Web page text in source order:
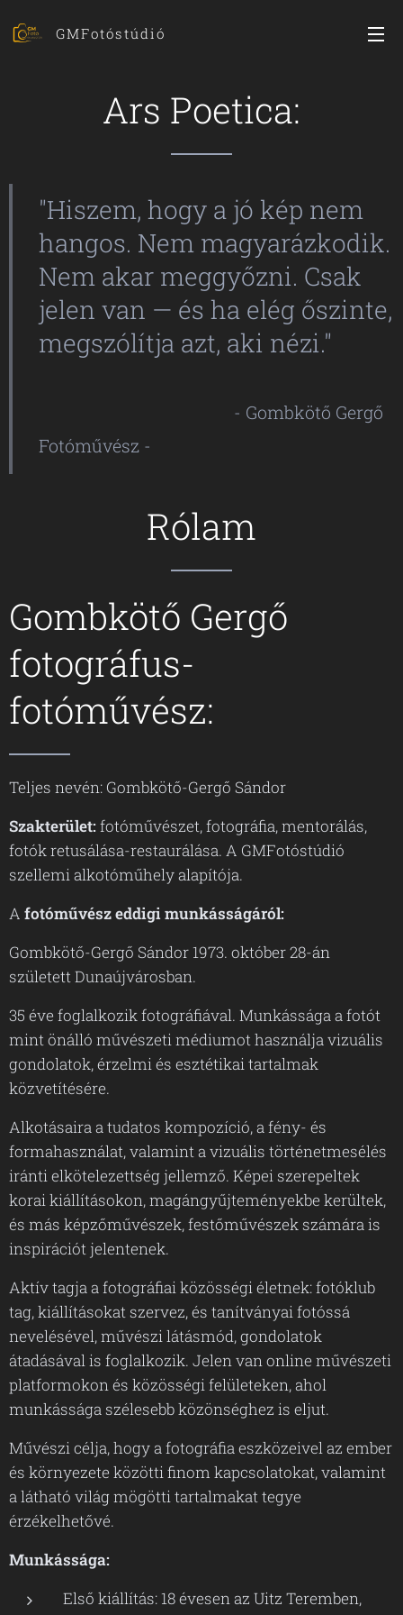
GMFotóstúdió
Ars Poetica:
"Hiszem, hogy a jó kép nem
hangos. Nem magyarázkodik.
Nem akar meggyőzni. Csak
jelen van — és ha elég őszinte,
megszólítja azt, aki nézi."
- Gombkötő Gergő
Fotóművész -
Rólam
Gombkötő Gergő
fotográfus-
fotóművész:
Teljes nevén: Gombkötő-Gergő Sándor
Szakterület:fotóművészet, fotográfia, mentorálás,
fotók retusálása-restaurálása. A GMFotóstúdió
szellemi alkotóműhely alapítója.
A fotóművész eddigi munkásságáról:
Gombkötő-Gergő Sándor 1973. október 28-án
született Dunaújvárosban.
35 éve foglalkozik fotográfiával. Munkássága a fotót
mint önálló művészeti médiumot használja vizuális
gondolatok, érzelmi és esztétikai tartalmak
közvetítésére.
Alkotásaira a tudatos kompozíció, a fény- és
formahasználat, valamint a vizuális történetmesélés
iránti elkötelezettség jellemző. Képei szerepeltek
korai kiállításokon, magángyűjteményekbe kerültek,
és más képzőművészek, festőművészek számára is
inspirációt jelentenek.
Aktív tagja a fotográfiai közösségi életnek: fotóklub
tag, kiállításokat szervez, és tanítványai fotóssá
nevelésével, művészi látásmód, gondolatok
átadásával is foglalkozik. Jelen van online művészeti
platformokon és közösségi felületeken, ahol
munkássága szélesebb közönséghez is eljut.
Művészi célja, hogy a fotográfia eszközeivel az ember
és környezete közötti finom kapcsolatokat, valamint
a látható világ mögötti tartalmakat tegye
érzékelhetővé.
Munkássága:
Első kiállítás: 18 évesen az Uitz Teremben,